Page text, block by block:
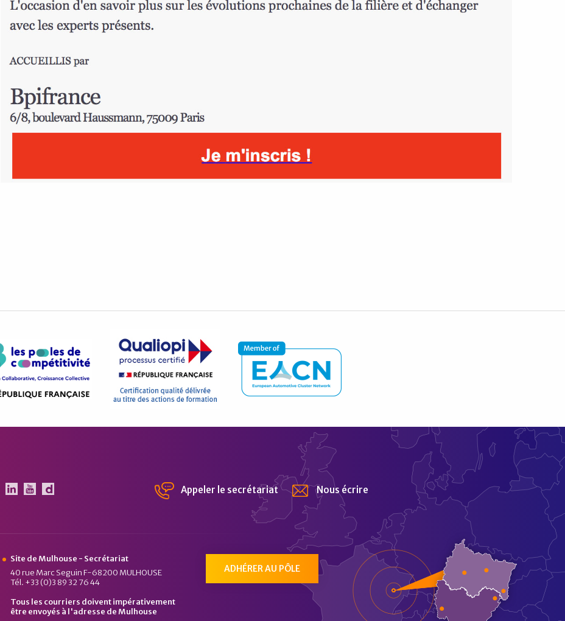
Le Pôle Véhicule du Futur sur Linkedin
Le Pôle Véhicule du Futur sur Youtube
Chaîne Dailymotion du Pôle Véhicule du Futur
Appeler le secrétariat Nous écrire
Site de Mulhouse - Secrétariat
40 rue Marc Seguin F-68200 MULHOUSE
Tél. +33 (0)3 89 32 76 44
Tous les courriers doivent impérativement
être envoyés à l'adresse de Mulhouse
ADHÉRER AU PÔLE